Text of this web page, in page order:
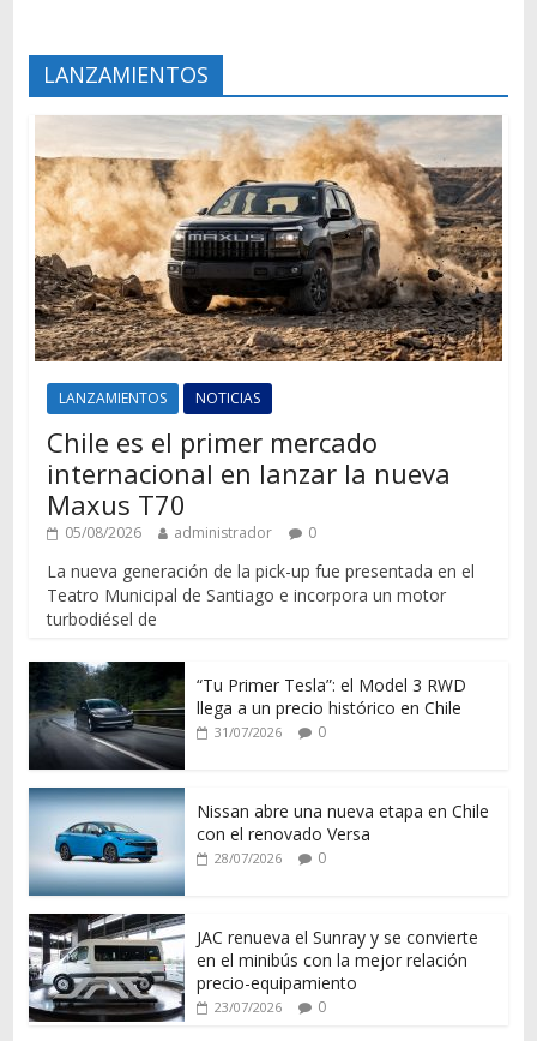
LANZAMIENTOS
LANZAMIENTOS NOTICIAS
Chile es el primer mercado
internacional en lanzar la nueva
Maxus T70
05/08/2026 administrador 0
La nueva generación de la pick-up fue presentada en el
Teatro Municipal de Santiago e incorpora un motor
turbodiésel de
“Tu Primer Tesla”: el Model 3 RWD
llega a un precio histórico en Chile
31/07/2026 0
Nissan abre una nueva etapa en Chile
con el renovado Versa
28/07/2026 0
JAC renueva el Sunray y se convierte
en el minibús con la mejor relación
precio-equipamiento
23/07/2026 0